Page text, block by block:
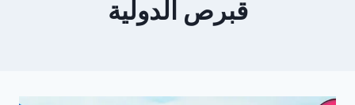
قبرص الدولية